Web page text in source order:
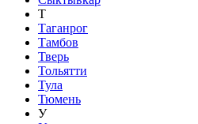
Т
Таганрог
Тамбов
Тверь
Тольятти
Тула
Тюмень
У